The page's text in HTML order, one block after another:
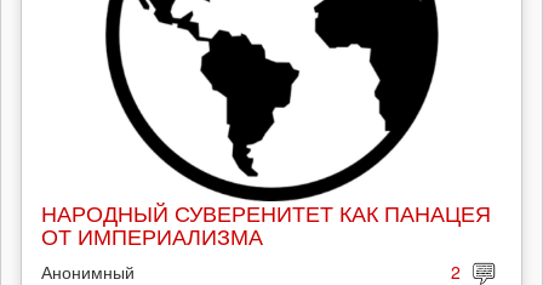
НАРОДНЫЙ СУВЕРЕНИТЕТ КАК ПАНАЦЕЯ
ОТ ИМПЕРИАЛИЗМА
Анонимный 2